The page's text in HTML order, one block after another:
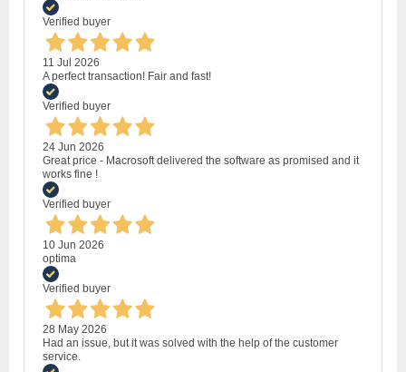
Verified buyer
11 Jul 2026
A perfect transaction! Fair and fast!
Verified buyer
24 Jun 2026
Great price - Macrosoft delivered the software as promised and it
works fine !
Verified buyer
10 Jun 2026
optima
Verified buyer
28 May 2026
Had an issue, but it was solved with the help of the customer
service.